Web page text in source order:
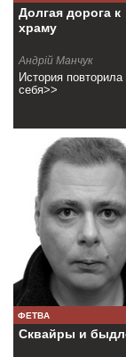
Долгая дорога к
храму
Андрій Манчук
История повторила
себя>>
ФЕТВА
Сквайры и